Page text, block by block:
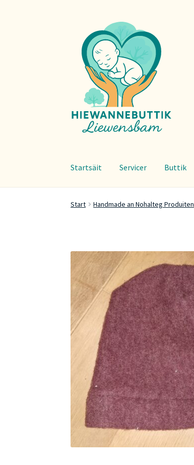
Navigation
springen
Inhalt
springen
Startsäit Servicer Buttik
Start Handmade an Nohalteg Produiten